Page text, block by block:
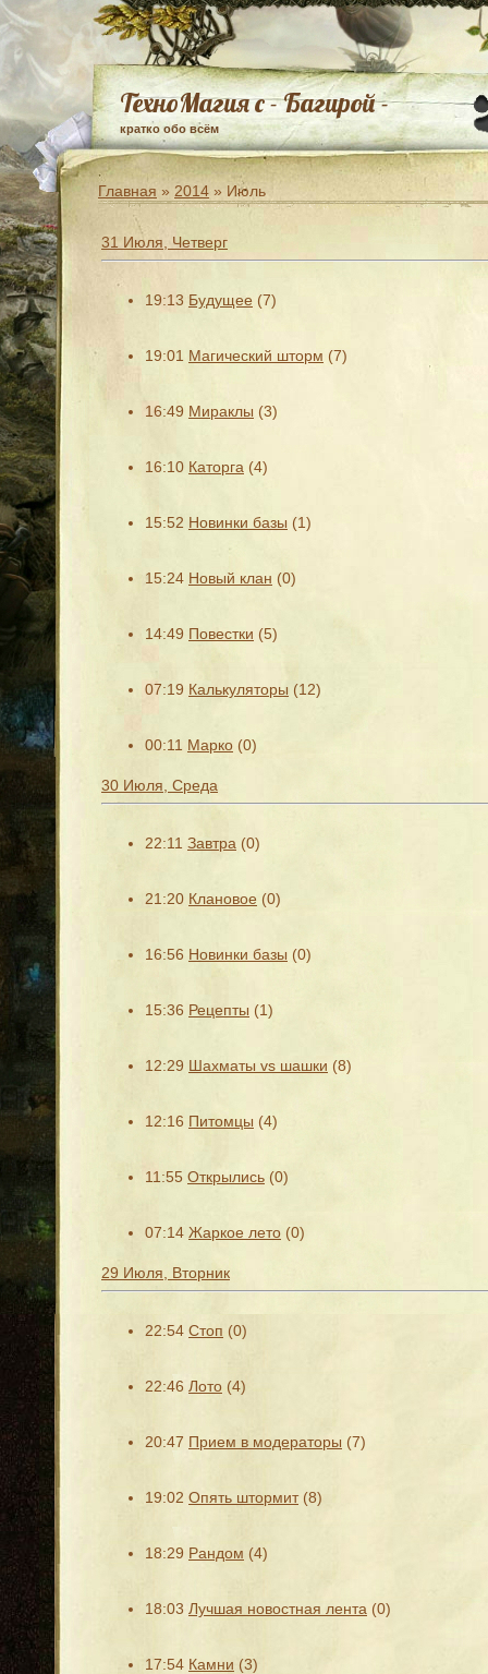
ТехноМагия с - Багирой -
кратко обо всём
Главная » 2014 » Июль
31 Июля, Четверг
19:13 Будущее (7)
19:01 Магический шторм (7)
16:49 Мираклы (3)
16:10 Каторга (4)
15:52 Новинки базы (1)
15:24 Новый клан (0)
14:49 Повестки (5)
07:19 Калькуляторы (12)
00:11 Марко (0)
30 Июля, Среда
22:11 Завтра (0)
21:20 Клановое (0)
16:56 Новинки базы (0)
15:36 Рецепты (1)
12:29 Шахматы vs шашки (8)
12:16 Питомцы (4)
11:55 Открылись (0)
07:14 Жаркое лето (0)
29 Июля, Вторник
22:54 Стоп (0)
22:46 Лото (4)
20:47 Прием в модераторы (7)
19:02 Опять штормит (8)
18:29 Рандом (4)
18:03 Лучшая новостная лента (0)
17:54 Камни (3)